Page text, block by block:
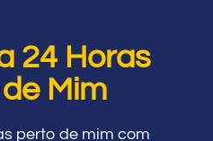
24 Horas
Mim
perto de mim com